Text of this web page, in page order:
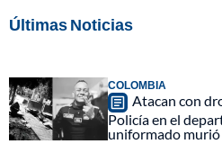
Últimas Noticias
COLOMBIA
Atacan con
Policía en el
uniformado murió